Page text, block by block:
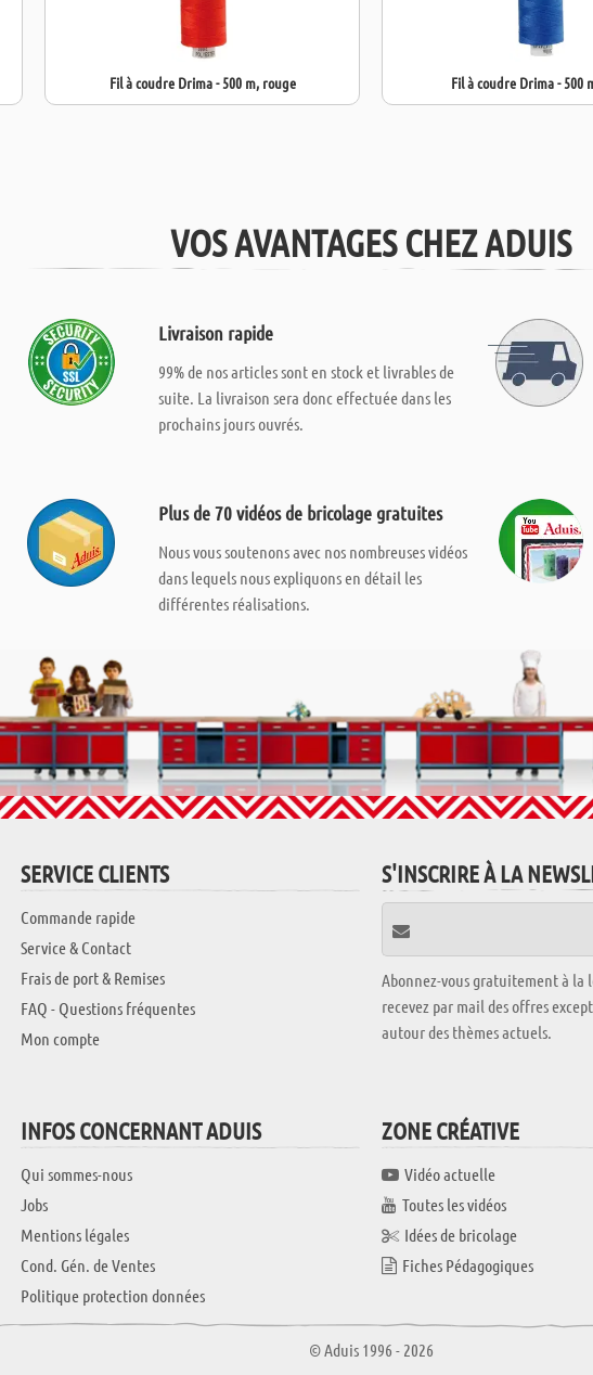
Fil à coudre Drima - 500 m, rouge Fil à coudre Drima - 500
VOS AVANTAGES CHEZ ADUIS
Livraison rapide
99% de nos articles sont en stock et livrables de
suite. La livraison sera donc effectuée dans les
prochains jours ouvrés.
Plus de 70 vidéos de bricolage gratuites
Nous vous soutenons avec nos nombreuses vidéos
dans lequels nous expliquons en détail les
différentes réalisations.
SERVICE CLIENTS
Commande rapide
Service & Contact
Frais de port & Remises
FAQ - Questions fréquentes
Mon compte
S'INSCRIRE À LA
Abonnez-vous gratuitement à
recevez par mail des offres
autour des thèmes actuels.
INFOS CONCERNANT ADUIS
Qui sommes-nous
Jobs
Mentions légales
Cond. Gén. de Ventes
Politique protection données
ZONE CRÉATIVE
Vidéo actuelle
Toutes les vidéos
Idées de bricolage
Fiches Pédagogiques
© Aduis 1996 - 2026